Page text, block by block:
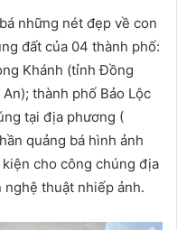
những nét đẹp về con
đất của 04 thành phố:
Khánh (tỉnh Đồng
thành phố Bảo Lộc
tại địa phương (
quảng bá hình ảnh
cho công chúng địa
thuật nhiếp ảnh.